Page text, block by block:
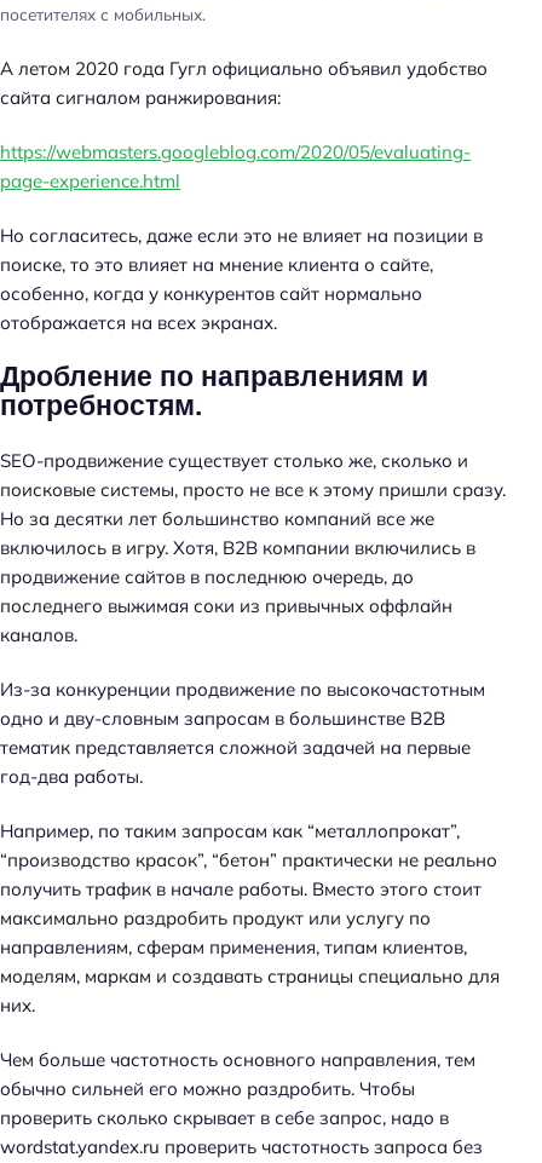
посетителях с мобильных.
А летом 2020 года Гугл официально объявил удобство
сайта сигналом ранжирования:
https://webmasters.googleblog.com/2020/05/evaluating-
page-experience.html
Но согласитесь, даже если это не влияет на позиции в
поиске, то это влияет на мнение клиента о сайте,
особенно, когда у конкурентов сайт нормально
отображается на всех экранах.
Дробление по направлениям и
потребностям.
SEO-продвижение существует столько же, сколько и
поисковые системы, просто не все к этому пришли сразу.
Но за десятки лет большинство компаний все же
включилось в игру. Хотя, B2B компании включились в
продвижение сайтов в последнюю очередь, до
последнего выжимая соки из привычных оффлайн
каналов.
Из-за конкуренции продвижение по высокочастотным
одно и дву-словным запросам в большинстве B2B
тематик представляется сложной задачей на первые
год-два работы.
Например, по таким запросам как “металлопрокат”,
“производство красок”, “бетон” практически не реально
получить трафик в начале работы. Вместо этого стоит
максимально раздробить продукт или услугу по
направлениям, сферам применения, типам клиентов,
моделям, маркам и создавать страницы специально для
них.
Чем больше частотность основного направления, тем
обычно сильней его можно раздробить. Чтобы
проверить сколько скрывает в себе запрос, надо в
wordstat.yandex.ru проверить частотность запроса без